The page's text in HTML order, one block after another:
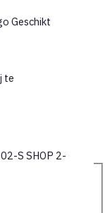
Geschikt
te
S SHOP 2-